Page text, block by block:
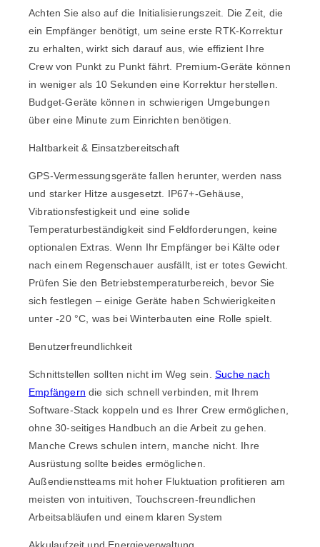
Achten Sie also auf die Initialisierungszeit. Die Zeit, die
ein Empfänger benötigt, um seine erste RTK-Korrektur
zu erhalten, wirkt sich darauf aus, wie effizient Ihre
Crew von Punkt zu Punkt fährt. Premium-Geräte können
in weniger als 10 Sekunden eine Korrektur herstellen.
Budget-Geräte können in schwierigen Umgebungen
über eine Minute zum Einrichten benötigen.
Haltbarkeit & Einsatzbereitschaft
GPS-Vermessungsgeräte fallen herunter, werden nass
und starker Hitze ausgesetzt. IP67+-Gehäuse,
Vibrationsfestigkeit und eine solide
Temperaturbeständigkeit sind Feldforderungen, keine
optionalen Extras. Wenn Ihr Empfänger bei Kälte oder
nach einem Regenschauer ausfällt, ist er totes Gewicht.
Prüfen Sie den Betriebstemperaturbereich, bevor Sie
sich festlegen – einige Geräte haben Schwierigkeiten
unter -20 °C, was bei Winterbauten eine Rolle spielt.
Benutzerfreundlichkeit
Schnittstellen sollten nicht im Weg sein. Suche nach
Empfängern die sich schnell verbinden, mit Ihrem
Software-Stack koppeln und es Ihrer Crew ermöglichen,
ohne 30-seitiges Handbuch an die Arbeit zu gehen.
Manche Crews schulen intern, manche nicht. Ihre
Ausrüstung sollte beides ermöglichen.
Außendienstteams mit hoher Fluktuation profitieren am
meisten von intuitiven, Touchscreen-freundlichen
Arbeitsabläufen und einem klaren System